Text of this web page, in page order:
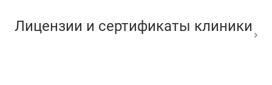
Лицензии и сертификаты клиники